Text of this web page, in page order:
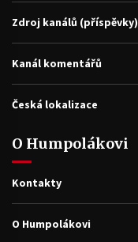
Zdroj kanálů (příspěvky)
Kanál komentářů
Česká lokalizace
O Humpolákovi
Kontakty
O Humpolákovi